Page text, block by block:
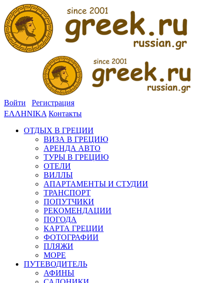
Войти
Регистрация
ΕΛΛΗΝΙΚΑ Контакты
ОТДЫХ В ГРЕЦИИ
ВИЗА В ГРЕЦИЮ
АРЕНДА АВТО
ТУРЫ В ГРЕЦИЮ
ОТЕЛИ
ВИЛЛЫ
АПАРТАМЕНТЫ И СТУДИИ
ТРАНСПОРТ
ПОПУТЧИКИ
РЕКОМЕНДАЦИИ
ПОГОДА
КАРТА ГРЕЦИИ
ФОТОГРАФИИ
ПЛЯЖИ
МОРЕ
ПУТЕВОДИТЕЛЬ
АФИНЫ